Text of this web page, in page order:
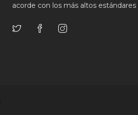
acorde con los más altos